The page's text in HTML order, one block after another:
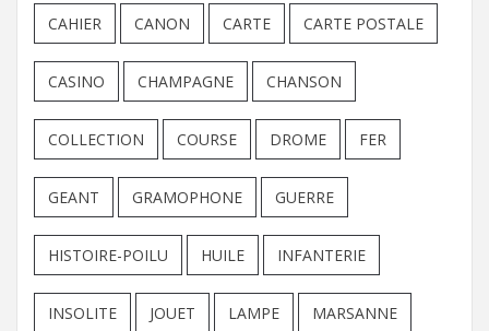
CAHIER CANON CARTE CARTE POSTALE
CASINO CHAMPAGNE CHANSON
COLLECTION COURSE DROME FER
GEANT GRAMOPHONE GUERRE
HISTOIRE-POILU HUILE INFANTERIE
INSOLITE JOUET LAMPE MARSANNE